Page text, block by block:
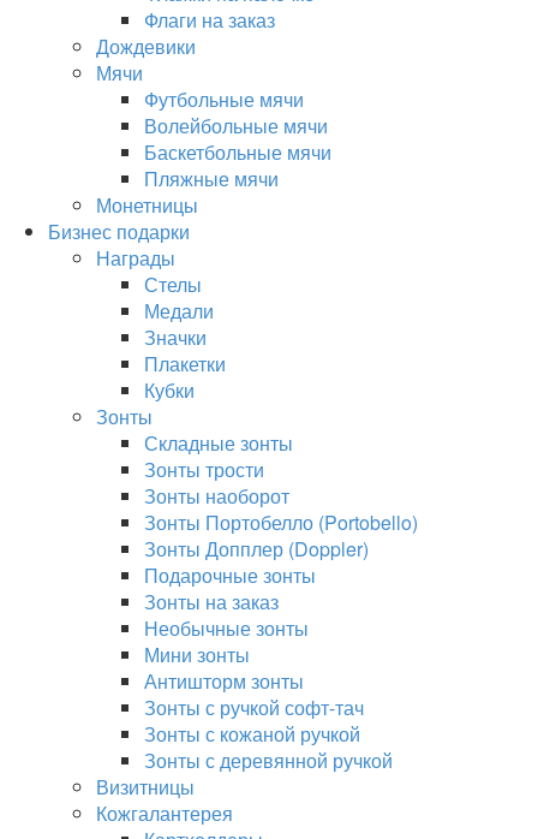
Флаги на заказ
Дождевики
Мячи
Футбольные мячи
Волейбольные мячи
Баскетбольные мячи
Пляжные мячи
Монетницы
Бизнес подарки
Награды
Стелы
Медали
Значки
Плакетки
Кубки
Зонты
Складные зонты
Зонты трости
Зонты наоборот
Зонты Портобелло (Portobello)
Зонты Допплер (Doppler)
Подарочные зонты
Зонты на заказ
Необычные зонты
Мини зонты
Антишторм зонты
Зонты с ручкой софт-тач
Зонты с кожаной ручкой
Зонты с деревянной ручкой
Визитницы
Кожгалантерея